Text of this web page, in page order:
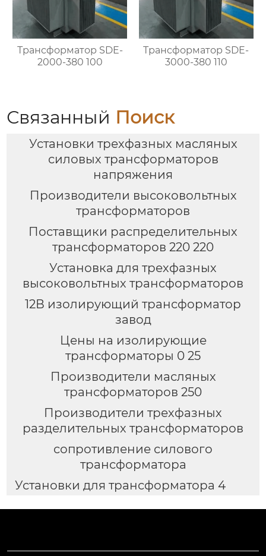
Трансформатор SDE-
2000-380 100
Трансформатор SDE-
3000-380 110
Связанный Поиск
Установки трехфазных масляных
силовых трансформаторов
напряжения
Производители высоковольтных
трансформаторов
Поставщики распределительных
трансформаторов 220 220
Установка для трехфазных
высоковольтных трансформаторов
12В изолирующий трансформатор
завод
Цены на изолирующие
трансформаторы 0 25
Производители масляных
трансформаторов 250
Производители трехфазных
разделительных трансформаторов
сопротивление силового
трансформатора
Установки для трансформатора 4